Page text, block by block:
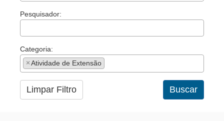
Pesquisador:
Categoria:
×Atividade de Extensão
Limpar Filtro Buscar